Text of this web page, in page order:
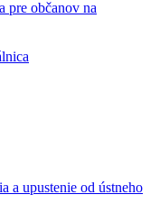
pre občanov na
a upustenie od ústneho